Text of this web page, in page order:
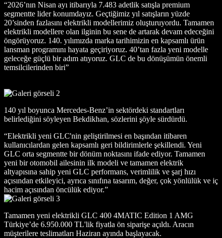
“2026’nın Nisan ayı itibarıyla 7.483 adetlik satışla premium
segmentte lider konumdayız. Geçtiğimiz yıl satışların yüzde
20’sinden fazlasını elektrikli modellerimiz oluşturuyordu. Tamamen
elektrikli modellere olan ilginin bu sene de artarak devam edeceğini
öngörüyoruz. 140. yılımızda marka tarihimizin en kapsamlı ürün
lansman programını hayata geçiriyoruz. 40’tan fazla yeni modelle
geleceğe güçlü bir adım atıyoruz. GLC de bu dönüşümün önemli
temsilcilerinden biri”
140 yıl boyunca Mercedes-Benz’in sektördeki standartları
belirlediğini söyleyen Bekdikhan, sözlerini şöyle sürdürdü.
“Elektrikli yeni GLC'nin geliştirilmesi en başından itibaren
kullanıcılardan gelen kapsamlı geri bildirimlerle şekillendi. Yeni
GLC orta segmentte bir dönüm noktasını ifade ediyor. Tamamen
yeni bir otomobil ailesinin ilk modeli ve tamamen elektrik
altyapısına sahip yeni GLC performans, verimlilik ve şarj hızı
açısından etkileyici, ayrıca sınıfına tasarım, değer, çok yönlülük ve iç
hacim açısından öncülük ediyor.”
Tamamen yeni elektrikli GLC 400 4MATIC Edition 1 AMG
Türkiye’de 6.950.000 TL'lik fiyatla ön siparişe açıldı. Aracın
müşterilere teslimatları Haziran ayında başlayacak.